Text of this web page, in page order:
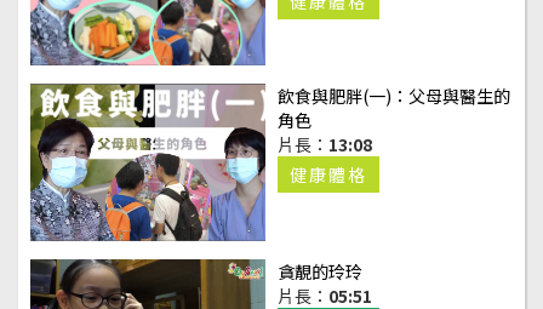
飲食與肥胖(一)：父母與醫生的
角色
片長： 13:08
健康體格
貪靚的玲玲
片長： 05:51